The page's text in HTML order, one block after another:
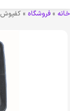
خانه »فروشگاه »